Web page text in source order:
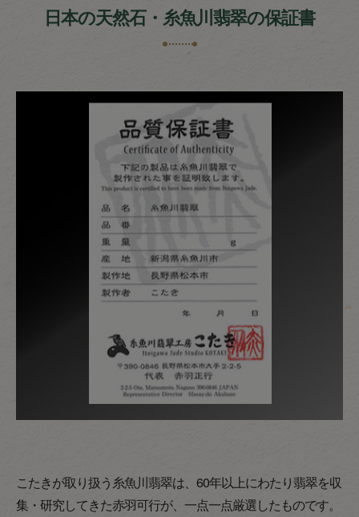
日本の天然石・糸魚川翡翠の保証書
こたきが取り扱う糸魚川翡翠は、60年以上にわたり翡翠を収
集・研究してきた赤羽可行が、一点一点厳選したものです。